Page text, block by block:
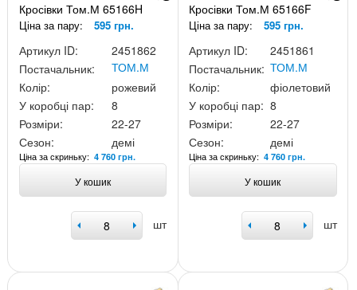
Кросівки Том.М 65166H
Ціна за пару: 595 грн.
Артикул ID:
2451862
Постачальник:
ТОМ.М
Колір:
рожевий
У коробці пар:
8
Розміри:
22-27
Сезон:
демі
Ціна за скриньку: 4 760 грн.
У кошик
шт
Кросівки Том.М 65166F
Ціна за пару: 595 грн.
Артикул ID:
2451861
Постачальник: ТОМ.М
Колір:
фіолетовий
У коробці пар: 8
Розміри:
22-27
Сезон:
демі
Ціна за скриньку:4 760 грн.
У кошик
шт